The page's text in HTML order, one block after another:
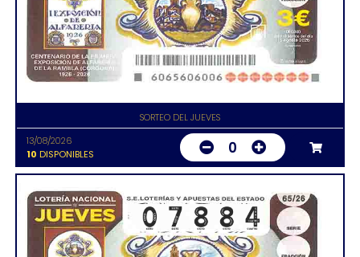
SORTEO DEL JUEVES
13/08/2026
10 DISPONIBLES 0